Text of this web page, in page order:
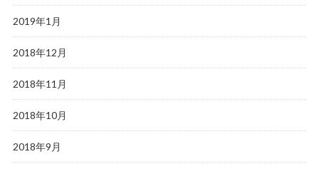
2019年1月
2018年12月
2018年11月
2018年10月
2018年9月